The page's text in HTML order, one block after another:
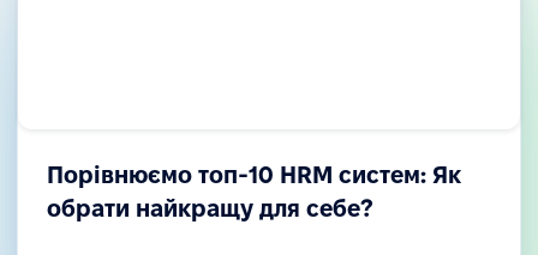
Порівнюємо топ-10 HRM систем: Як
обрати найкращу для себе?